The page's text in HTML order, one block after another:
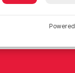
público a
de inversión